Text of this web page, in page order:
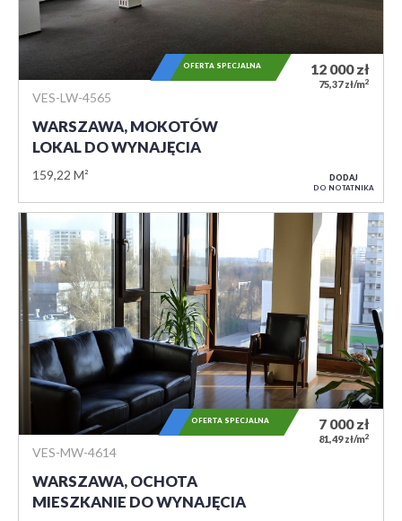
VES-LW-4565
WARSZAWA, MOKOTÓW
LOKAL DO WYNAJĘCIA
159,22 M²
12 000zł
75,37 zł/m2
OFERTA SPECJALNA
DODAJ
DO NOTATNIKA
VES-MW-4614
WARSZAWA, OCHOTA
MIESZKANIE DO WYNAJĘCIA
7 000zł
81,49 zł/m2
OFERTA SPECJALNA